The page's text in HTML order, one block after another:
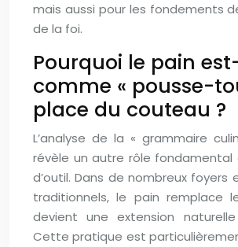
mais aussi pour les fondements
de la foi.
Pourquoi le pain
comme « pousse-
place du couteau ?
L’analyse de la « grammaire
révèle un autre rôle fondamental
d’outil. Dans de nombreux foyers
traditionnels, le pain remplace
devient une extension
Cette pratique est